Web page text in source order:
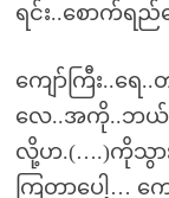
ရင်း..စောက်ရ
ကျော်ကြီး..ရ
လေ..အကို..ဘယ်သွ
လို့ဟ.(….)ကိုသွာ
ကြတာပေါ့… က